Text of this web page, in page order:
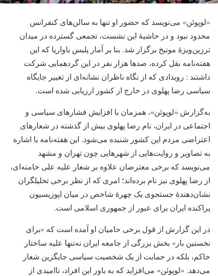
«لوپوئن» می‌نویسد که حضور او تنها به سالن‌های کنفرانس
محدود نبود و در حاشیۀ این نشست، تجمعی گسترده در میدان
ترزین‌ویزۀ مونیخ برگزار شد. بنا بر آمار پلیس باواریا که این
هفته‌نامه نقل کرده، صدها هزار نفر در این گردهمایی شرکت
داشتند : رویدادی که از نگاه ناظران نشانه‌ای از تغییر جایگاه
سیاسی رضا پهلوی در خارج از کشور ارزیابی شده است.
به‌گزارش «لوپوئن»، همزمان با افزایش فشارهای سیاسی و
اجتماعی در ایران، نام رضا پهلوی بیش از گذشته در شعارهای
اعتراضی مردم این کشور شنیده می‌شود. این هفته‌نامه با اشاره
به تصاویر و روایت‌هایی از شهرهایی چون تهران و مشهد
می‌نویسد که برخی معترضان علاوه بر شعار علیه علی خامنه‌ای،
از رضا پهلوی نیز نام برده‌اند؛ امری که از نظر برخی تحلیلگران
نشان‌دهندۀ جستجوی یک چهرۀ شاخص در میان اپوزیسیون
پراکنده ایران برای عبور از جمهوری اسلامی است.
در این گزارش از قول برخی حامیان او آمده است که «برای
نخستین بار» بخش بزرگی از جامعه ایران نه‌تنها علیه ساختار
حاکم، بلکه در حمایت از یک شخصیت سیاسی جایگزین شعار
می‌دهد. «لوپوئن» می‌افزاید که به باور این افراد، ناامیدی از